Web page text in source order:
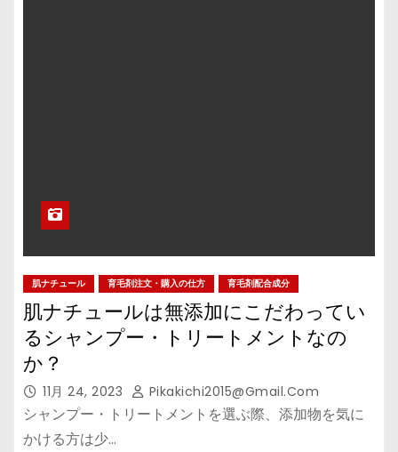
肌ナチュール 育毛剤注文・購入の仕方 育毛剤配合成分
肌ナチュールは無添加にこだわってい
るシャンプー・トリートメントなの
か？
11月 24, 2023 Pikakichi2015@gmail.com
シャンプー・トリートメントを選ぶ際、添加物を気に
かける方は少…